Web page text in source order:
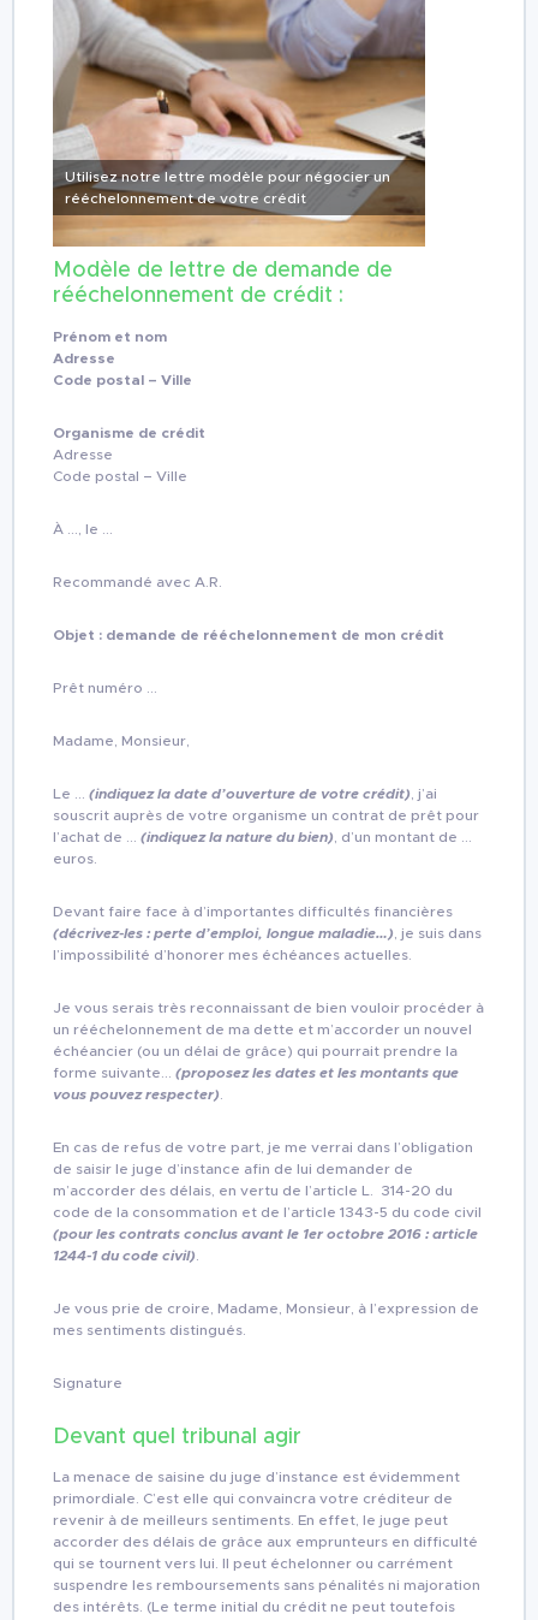
Utilisez notre lettre modèle pour négocier un
rééchelonnement de votre crédit
Modèle de lettre de demande de
rééchelonnement de crédit :
Prénom et nom
Adresse
Code postal – Ville
Organisme de crédit
Adresse
Code postal – Ville
À …, le …
Recommandé avec A.R.
Objet : demande de rééchelonnement de mon crédit
Prêt numéro …
Madame, Monsieur,
Le … (indiquez la date d’ouverture de votre crédit) , j’ai
souscrit auprès de votre organisme un contrat de prêt pour
l’achat de … (indiquez la nature du bien) , d’un montant de …
euros.
Devant faire face à d’importantes difficultés financières
(décrivez-les : perte d’emploi, longue maladie…) , je suis dans
l’impossibilité d’honorer mes échéances actuelles.
Je vous serais très reconnaissant de bien vouloir procéder à
un rééchelonnement de ma dette et m’accorder un nouvel
échéancier (ou un délai de grâce) qui pourrait prendre la
forme suivante… (proposez les dates et les montants que
vous pouvez respecter)
En cas de refus de votre part, je me verrai dans l’obligation
de saisir le juge d’instance afin de lui demander de
m’accorder des délais, en vertu de l’article L. 314-20 du
code de la consommation et de l’article 1343-5 du code civil
(pour les contrats conclus avant le 1er octobre 2016 : article
1244-1 du code civil)
Je vous prie de croire, Madame, Monsieur, à l’expression de
mes sentiments distingués.
Signature
Devant quel tribunal agir
La menace de saisine du juge d’instance est évidemment
primordiale. C’est elle qui convaincra votre créditeur de
revenir à de meilleurs sentiments. En effet, le juge peut
accorder des délais de grâce aux emprunteurs en difficulté
qui se tournent vers lui. Il peut échelonner ou carrément
suspendre les remboursements sans pénalités ni majoration
des intérêts. (Le terme initial du crédit ne peut toutefois